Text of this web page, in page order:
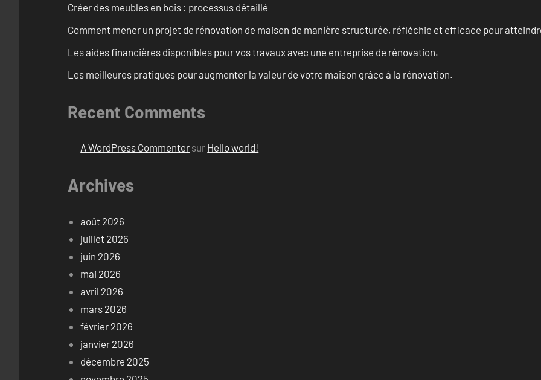
Créer des meubles en bois : processus détaillé
Comment mener un projet de rénovation de maison de manière structurée, réfléchie et efficace pour
Les aides financières disponibles pour vos travaux avec une entreprise de rénovation.
Les meilleures pratiques pour augmenter la valeur de votre maison grâce à la rénovation.
Recent Comments
A WordPress Commenter sur Hello world!
Archives
août 2026
juillet 2026
juin 2026
mai 2026
avril 2026
mars 2026
février 2026
janvier 2026
décembre 2025